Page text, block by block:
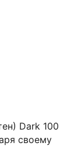
Dark 100
своему